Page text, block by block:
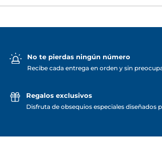
No te pierdas ningún número
Recibe cada entrega en orden y sin
Regalos exclusivos
Disfruta de obsequios especiales diseñados